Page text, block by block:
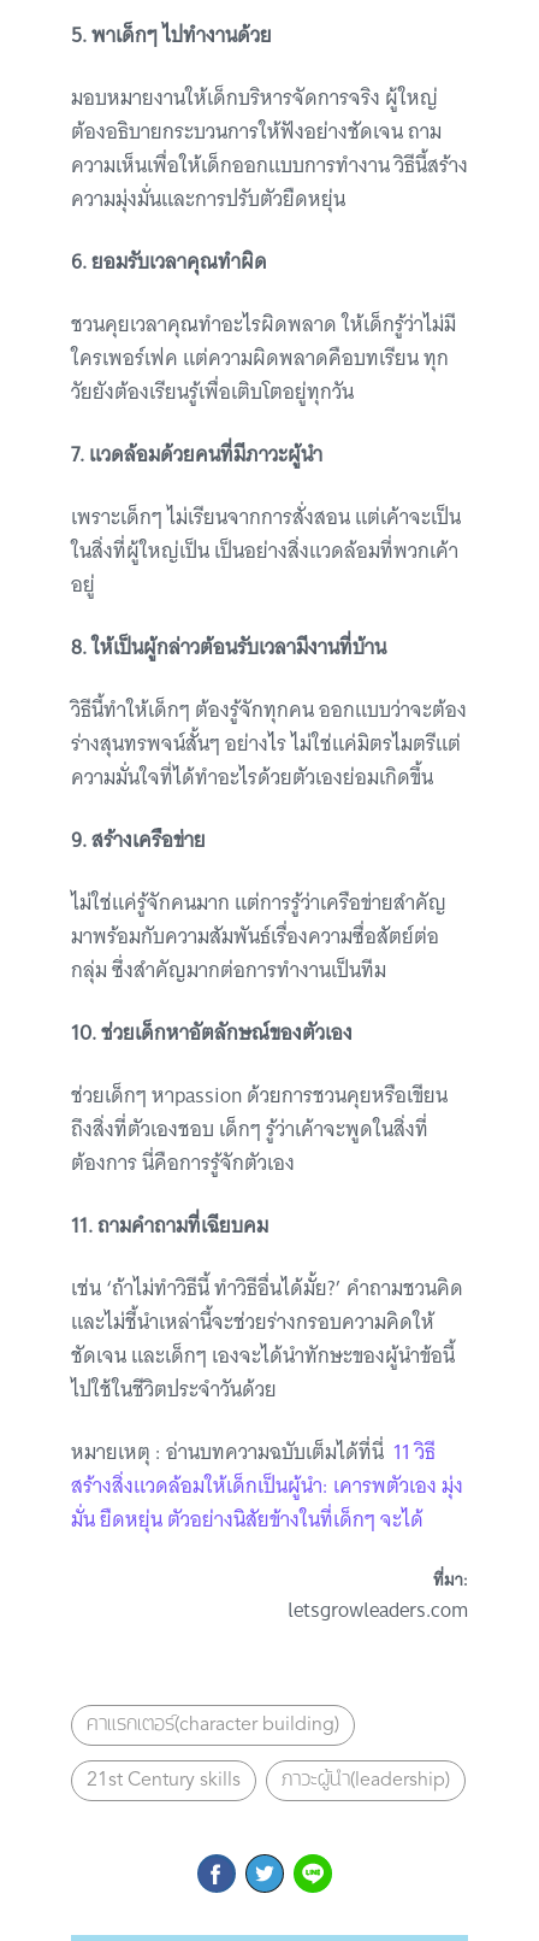
5. พาเด็กๆ ไปทำงานด้วย
มอบหมายงานให้เด็กบริหารจัดการจริง ผู้ใหญ่
ต้องอธิบายกระบวนการให้ฟังอย่างชัดเจน ถาม
ความเห็นเพื่อให้เด็กออกแบบการทำงาน วิธีนี้สร้าง
ความมุ่งมั่นและการปรับตัวยืดหยุ่น
6. ยอมรับเวลาคุณทำผิด
ชวนคุยเวลาคุณทำอะไรผิดพลาด ให้เด็กรู้ว่าไม่มี
ใครเพอร์เฟค แต่ความผิดพลาดคือบทเรียน ทุก
วัยยังต้องเรียนรู้เพื่อเติบโตอยู่ทุกวัน
7. แวดล้อมด้วยคนที่มีภาวะผู้นำ
เพราะเด็กๆ ไม่เรียนจากการสั่งสอน แต่เค้าจะเป็น
ในสิ่งที่ผู้ใหญ่เป็น เป็นอย่างสิ่งแวดล้อมที่พวกเค้า
อยู่
8. ให้เป็นผู้กล่าวต้อนรับเวลามีงานที่บ้าน
วิธีนี้ทำให้เด็กๆ ต้องรู้จักทุกคน ออกแบบว่าจะต้อง
ร่างสุนทรพจน์สั้นๆ อย่างไร ไม่ใช่แค่มิตรไมตรีแต่
ความมั่นใจที่ได้ทำอะไรด้วยตัวเองย่อมเกิดขึ้น
9. สร้างเครือข่าย
ไม่ใช่แค่รู้จักคนมาก แต่การรู้ว่าเครือข่ายสำคัญ
มาพร้อมกับความสัมพันธ์เรื่องความซื่อสัตย์ต่อ
กลุ่ม ซึ่งสำคัญมากต่อการทำงานเป็นทีม
10. ช่วยเด็กหาอัตลักษณ์ของตัวเอง
ช่วยเด็กๆ หาpassion ด้วยการชวนคุยหรือเขียน
ถึงสิ่งที่ตัวเองชอบ เด็กๆ รู้ว่าเค้าจะพูดในสิ่งที่
ต้องการ นี่คือการรู้จักตัวเอง
11. ถามคำถามที่เฉียบคม
เช่น ‘ถ้าไม่ทำวิธีนี้ ทำวิธีอื่นได้มั้ย?’ คำถามชวนคิด
และไม่ชี้นำเหล่านี้จะช่วยร่างกรอบความคิดให้
ชัดเจน และเด็กๆ เองจะได้นำทักษะของผู้นำข้อนี้
ไปใช้ในชีวิตประจำวันด้วย
หมายเหตุ : อ่านบทความฉบับเต็มได้ที่นี่ 11 วิธี
สร้างสิ่งแวดล้อมให้เด็กเป็นผู้นำ: เคารพตัวเอง มุ่ง
มั่น ยืดหยุ่น ตัวอย่างนิสัยข้างในที่เด็กๆ จะได้
ที่มา:
letsgrowleaders.com
คาแรกเตอร์(character building)
21st Century skills ภาวะผู้นำ(leadership)